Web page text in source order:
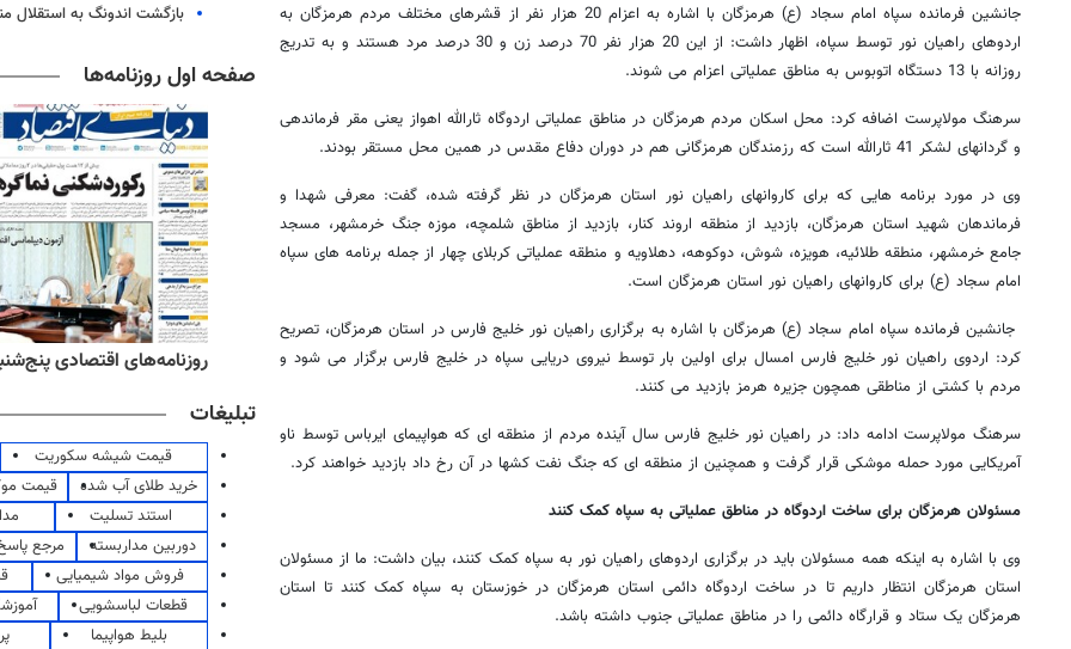
جانشین فرمانده سپاه امام سجاد (ع) هرمزگان با اشاره به اعزام 20 هزار نفر از قشرهای مختلف مردم هرمزگان به
اردوهای راهیان نور توسط سپاه، اظهار داشت: از این 20 هزار نفر 70 درصد زن و 30 درصد مرد هستند و به تدریج
روزانه با 13 دستگاه اتوبوس به مناطق عملیاتی اعزام می شوند.
سرهنگ مولاپرست اضافه کرد: محل اسکان مردم هرمزگان در مناطق عملیاتی اردوگاه ثارالله اهواز یعنی مقر فرماندهی
و گردانهای لشکر 41 ثارالله است که رزمندگان هرمزگانی هم در دوران دفاع مقدس در همین محل مستقر بودند.
وی در مورد برنامه هایی که برای کاروانهای راهیان نور استان هرمزگان در نظر گرفته شده، گفت: معرفی شهدا و
فرماندهان شهید استان هرمزگان، بازدید از منطقه اروند کنار، بازدید از مناطق شلمچه، موزه جنگ خرمشهر، مسجد
جامع خرمشهر، منطقه طلائیه، هویزه، شوش، دوکوهه، دهلاویه و منطقه عملیاتی کربلای چهار از جمله برنامه های سپاه
امام سجاد (ع) برای کاروانهای راهیان نور استان هرمزگان است.
جانشین فرمانده سپاه امام سجاد (ع) هرمزگان با اشاره به برگزاری راهیان نور خلیج فارس در استان هرمزگان، تصریح
کرد: اردوی راهیان نور خلیج فارس امسال برای اولین بار توسط نیروی دریایی سپاه در خلیج فارس برگزار می شود و
مردم با کشتی از مناطقی همچون جزیره هرمز بازدید می کنند.
سرهنگ مولاپرست ادامه داد: در راهیان نور خلیج فارس سال آینده مردم از منطقه ای که هواپیمای ایرباس توسط ناو
آمریکایی مورد حمله موشکی قرار گرفت و همچنین از منطقه ای که جنگ نفت کشها در آن رخ داد بازدید خواهند کرد.
مسئولان هرمزگان برای ساخت اردوگاه در مناطق عملیاتی به سپاه کمک کنند
وی با اشاره به اینکه همه مسئولان باید در برگزاری اردوهای راهیان نور به سپاه کمک کنند، بیان داشت: ما از مسئولان
استان هرمزگان انتظار داریم تا در ساخت اردوگاه دائمی استان هرمزگان در خوزستان به سپاه کمک کنند تا استان
هرمزگان یک ستاد و قرارگاه دائمی را در مناطق عملیاتی جنوب داشته باشد.
بازگشت اندونگ به استقلال
صفحه اول روزنامه‌ها
روزنامه‌های اقتصادی چهارشنبه ۱۴ مرداد ۱۴۰۵ روزنامه‌های ورزشی پنج‌شنبه ۱۵ مرداد ۱۴۰۵ روزنامه‌های اقتصادی پنج‌شنبه ۱۵ مرداد
تبلیغات
قیمت شیشه سکوریت
خرید طلای آب شده
قیمت
استند تسلیت
دوربین مداربسته
مرجع
فروش مواد شیمیایی
قطعات لباسشویی
بلیط هواپیما